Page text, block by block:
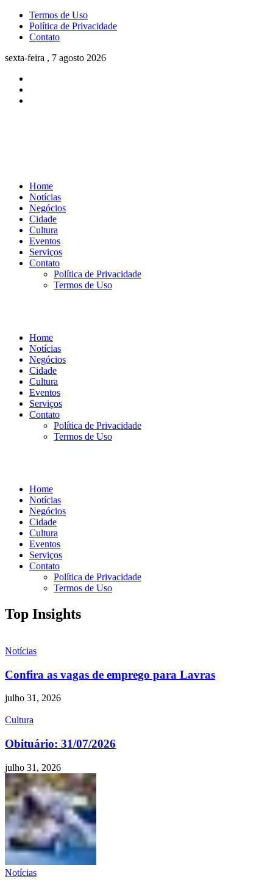
Termos de Uso
Política de Privacidade
Contato
sexta-feira , 7 agosto 2026
Home
Notícias
Negócios
Cidade
Cultura
Eventos
Serviços
Contato
Política de Privacidade
Termos de Uso
Home
Notícias
Negócios
Cidade
Cultura
Eventos
Serviços
Contato
Política de Privacidade
Termos de Uso
Home
Notícias
Negócios
Cidade
Cultura
Eventos
Serviços
Contato
Política de Privacidade
Termos de Uso
Top Insights
Notícias
Confira as vagas de emprego para Lavras
julho 31, 2026
Cultura
Obituário: 31/07/2026
julho 31, 2026
Notícias